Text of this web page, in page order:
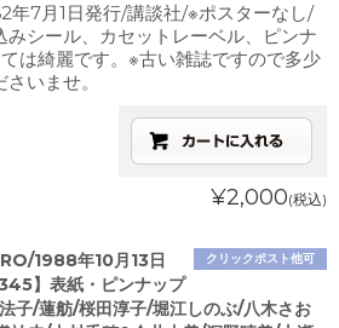
年7月1日発行/講談社/※ポスターなし/
みシール、カセットレーベル、ピンナ
は綺麗です。※古い雑誌ですので多少
いませ。
¥2,000(税込)
クリックポスト他可
1988年10月13日
】表紙・ピンナップ
子/蓮舫/桜田淳子/堀江しのぶ/八木さお